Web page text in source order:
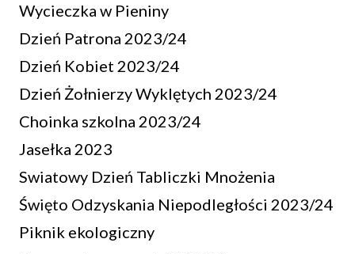
Wycieczka w Pieniny
Dzień Patrona 2023/24
Dzień Kobiet 2023/24
Dzień Żołnierzy Wyklętych 2023/24
Choinka szkolna 2023/24
Jasełka 2023
Swiatowy Dzień Tabliczki Mnożenia
Święto Odzyskania Niepodległości 2023/24
Piknik ekologiczny